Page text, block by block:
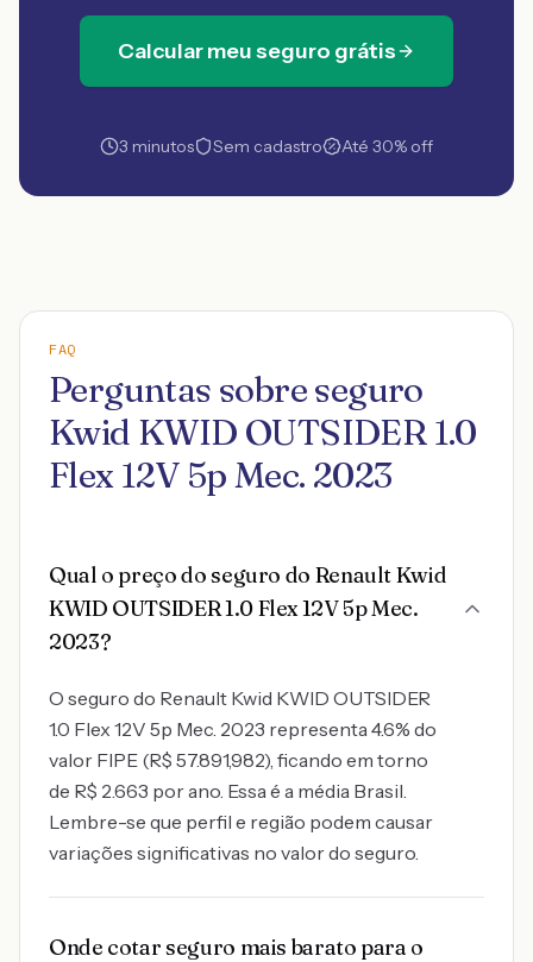
Calcular meu seguro grátis
3 minutos Sem cadastro Até 30% off
FAQ
Perguntas sobre seguro
Kwid KWID OUTSIDER 1.0
Flex 12V 5p Mec. 2023
Qual o preço do seguro do Renault Kwid
KWID OUTSIDER 1.0 Flex 12V 5p Mec.
2023?
O seguro do Renault Kwid KWID OUTSIDER
1.0 Flex 12V 5p Mec. 2023 representa 4.6% do
valor FIPE (R$ 57.891,982), ficando em torno
de R$ 2.663 por ano. Essa é a média Brasil.
Lembre-se que perfil e região podem causar
variações significativas no valor do seguro.
Onde cotar seguro mais barato para o